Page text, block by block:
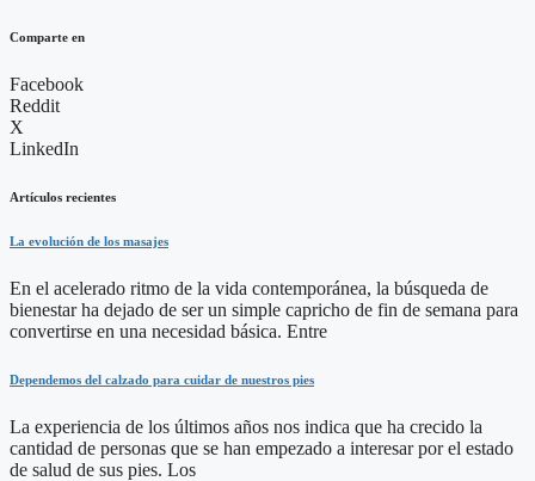
Comparte en
Facebook
Reddit
X
LinkedIn
Artículos recientes
La evolución de los masajes
En el acelerado ritmo de la vida contemporánea, la búsqueda de
bienestar ha dejado de ser un simple capricho de fin de semana para
convertirse en una necesidad básica. Entre
Dependemos del calzado para cuidar de nuestros pies
La experiencia de los últimos años nos indica que ha crecido la
cantidad de personas que se han empezado a interesar por el estado
de salud de sus pies. Los